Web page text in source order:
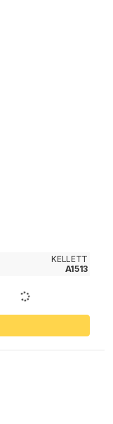
KELLETT
A1513